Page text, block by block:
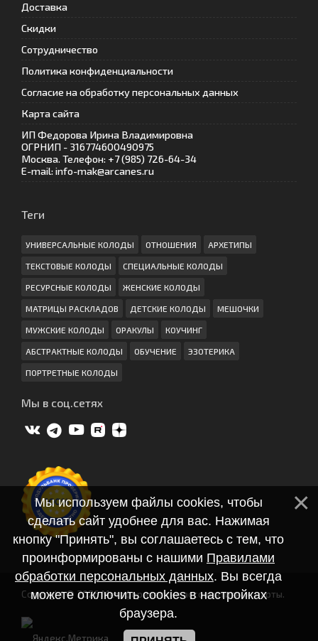
Доставка
Скидки
Сотрудничество
Политика конфиденциальности
Согласие на обработку персональных данных
Карта сайта
ИП Федорова Ирина Владимировна
ОГРНИП - 316774600490975
Москва. Телефон: +7 (985) 726-64-34
E-mail: info-mak@arcanes.ru
Теги
УНИВЕРСАЛЬНЫЕ КОЛОДЫ ОТНОШЕНИЯ АРХЕТИПЫ
ТЕКСТОВЫЕ КОЛОДЫ СПЕЦИАЛЬНЫЕ КОЛОДЫ
РЕСУРСНЫЕ КОЛОДЫ ЖЕНСКИЕ КОЛОДЫ
МАТРИЦЫ РАСКЛАДОВ ДЕТСКИЕ КОЛОДЫ МЕШОЧКИ
МУЖСКИЕ КОЛОДЫ ОРАКУЛЫ КОУЧИНГ
АБСТРАКТНЫЕ КОЛОДЫ ОБУЧЕНИЕ ЭЗОТЕРИКА
ПОРТРЕТНЫЕ КОЛОДЫ
Мы в соц.сетях
Copyright © 2026 Метафорические ассоциативные карты.
Мы используем файлы cookies, чтобы
сделать сайт удобнее для вас. Нажимая
кнопку "Принять", вы соглашаетесь с тем, что
проинформированы с нашими Правилами
обработки персональных данных. Вы всегда
можете отключить cookies в настройках
браузера.